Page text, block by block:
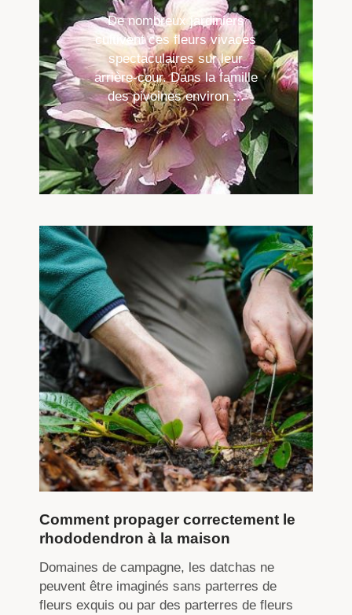
De nombreux jardiniers
cultivent ces fleurs vivaces
spectaculaires sur leur
arrière-cour. Dans la famille
des pivoines environ ...
Comment propager correctement le
rhododendron à la maison
Domaines de campagne, les datchas ne
peuvent être imaginés sans parterres de
fleurs exquis ou par des parterres de fleurs